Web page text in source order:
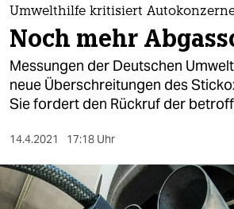
themen
politik
öko
sport
Umwelthilfe kritisiert
Noch mehr
Messungen der Deutschen
neue Überschreitungen des
Sie fordert den Rückruf der
14.4.2021 17:18 Uhr